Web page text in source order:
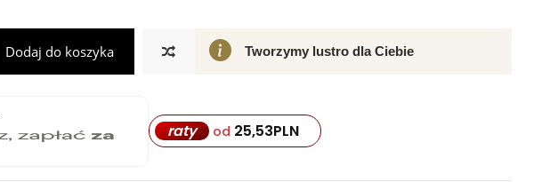
Dodaj do koszyka Tworzymy lustro dla Ciebie
raty od 25,53PLN